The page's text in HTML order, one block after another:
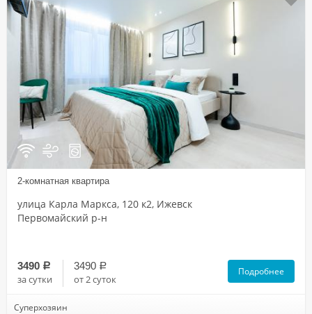
2-комнатная квартира
улица Карла Маркса, 120 к2, Ижевск
Первомайский р-н
3490 a
за сутки
3490 a
от 2 суток
Подробнее
Суперхозяин